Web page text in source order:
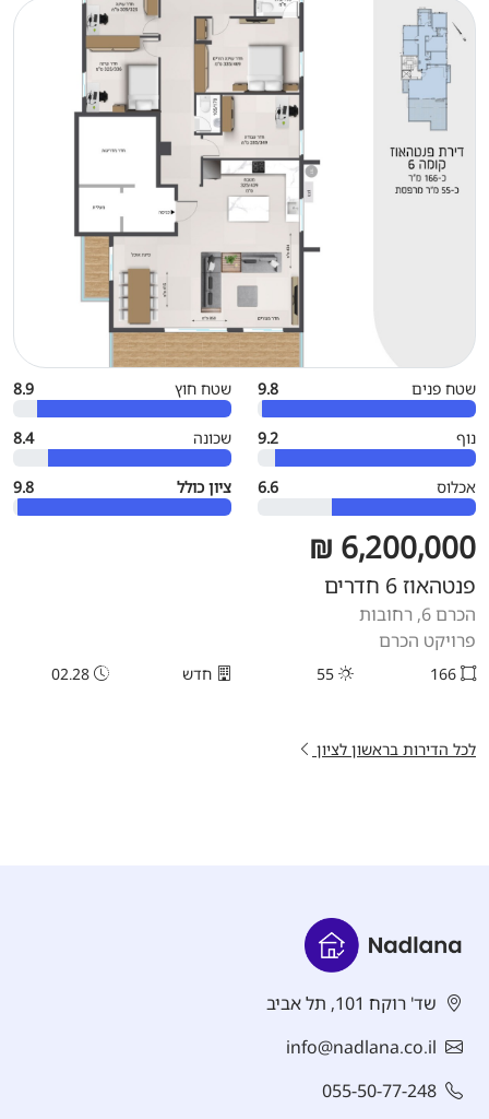
שטח פנים 9.8 שטח חוץ 8.9
נוף 9.2 שכונה 8.4
אכלוס 6.6 ציון כולל 9.8
6,200,000 ₪
פנטהאוז 6 חדרים
הכרם 6, רחובות
פרויקט הכרם
חדש
לכל הדירות בראשון לציון
שד' רוקח 101, תל אביב
info@nadlana.co.il
055-50-77-248